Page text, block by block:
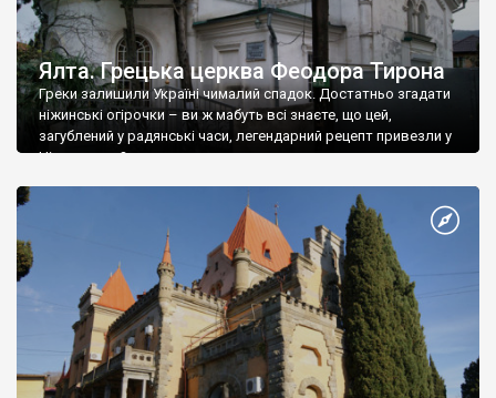
Ялта. Грецька церква Феодора Тирона
Греки залишили Україні чималий спадок. Достатньо згадати
ніжинські огірочки – ви ж мабуть всі знаєте, що цей,
загублений у радянські часи, легендарний рецепт привезли у
Ніжин греки?